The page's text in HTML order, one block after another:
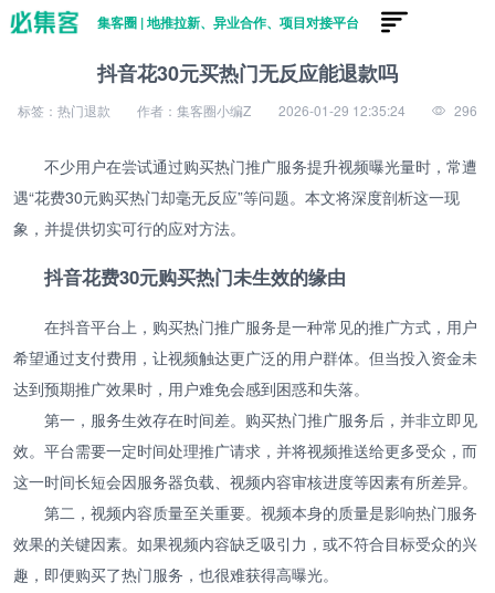
集客圈 | 地推拉新、异业合作、项目对接平台
抖音花30元买热门无反应能退款吗
标签：热门退款 作者：集客圈小编Z 2026-01-29 12:35:24 296
不少用户在尝试通过购买热门推广服务提升视频曝光量时，常遭
遇“花费30元购买热门却毫无反应”等问题。本文将深度剖析这一现
象，并提供切实可行的应对方法。
抖音花费30元购买热门未生效的缘由
在抖音平台上，购买热门推广服务是一种常见的推广方式，用户
希望通过支付费用，让视频触达更广泛的用户群体。但当投入资金未
达到预期推广效果时，用户难免会感到困惑和失落。
第一，服务生效存在时间差。购买热门推广服务后，并非立即见
效。平台需要一定时间处理推广请求，并将视频推送给更多受众，而
这一时间长短会因服务器负载、视频内容审核进度等因素有所差异。
第二，视频内容质量至关重要。视频本身的质量是影响热门服务
效果的关键因素。如果视频内容缺乏吸引力，或不符合目标受众的兴
趣，即便购买了热门服务，也很难获得高曝光。